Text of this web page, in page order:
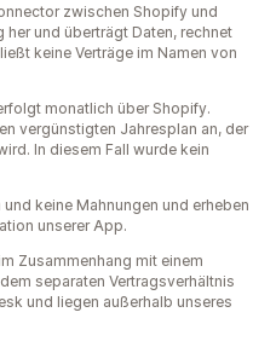
zwischen Shopify und
und überträgt Daten, rechnet
keine Verträge im Namen von
monatlich über Shopify.
vergünstigten Jahresplan an, der
In diesem Fall wurde kein
keine Mahnungen und erheben
unserer App.
Zusammenhang mit einem
separaten Vertragsverhältnis
und liegen außerhalb unseres